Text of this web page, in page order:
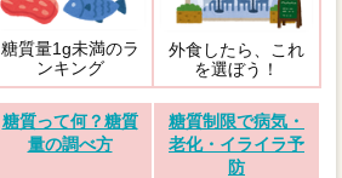
糖質量1g未満のラ
ンキング
外食したら、これ
を選ぼう！
糖質って何？糖質
量の調べ方
糖質制限で病気・
老化・イライラ予
防